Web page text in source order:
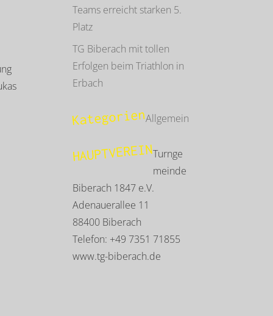
Teams erreicht starken 5.
Platz
TG Biberach mit tollen
Erfolgen beim Triathlon in
Erbach
KategorienAllgemein
HAUPTVEREINTurnge
meinde
Biberach 1847 e.V.
Adenauerallee 11
88400 Biberach
Telefon: +49 7351 71855
www.tg-biberach.de